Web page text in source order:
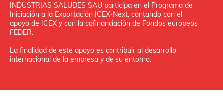
INDUSTRIAS SALUDES SAU participa en el Programa de
Iniciación a la Exportación ICEX‐Next, contando con el
apoyo de ICEX y con la cofinanciación de Fondos europeos
FEDER.
La finalidad de este apoyo es contribuir al desarrollo
internacional de la empresa y de su entorno.